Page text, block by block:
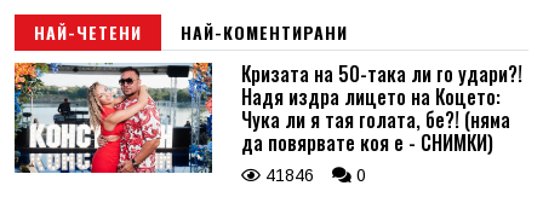
НАЙ-ЧЕТЕНИ НАЙ-КОМЕНТИРАНИ
Кризата на 50-така ли го удари?!
Надя издра лицето на Коцето:
Чука ли я тая голата, бе?! (няма
да повярвате коя е - СНИМКИ)
41846 0